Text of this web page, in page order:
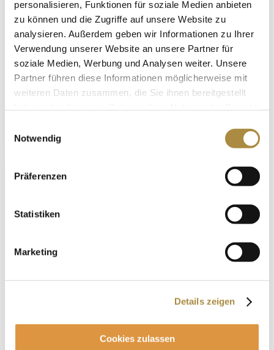
personalisieren, Funktionen für soziale Medien anbieten
zu können und die Zugriffe auf unsere Website zu
analysieren. Außerdem geben wir Informationen zu Ihrer
Verwendung unserer Website an unsere Partner für
soziale Medien, Werbung und Analysen weiter. Unsere
Partner führen diese Informationen möglicherweise mit
weiteren Daten zusammen, die Sie ihnen bereitgestellt
Cookies, wenn Sie unsere Webseite weiterhin nutzen.
Notwendig
Präferenzen
Statistiken
Marketing
Details zeigen
Cookies zulassen
außerdem ist es wahrscheinlich, dass Google Daten (z. B.
Cookies) auf Ihrem Gerät speichert. Durch das Aktivieren